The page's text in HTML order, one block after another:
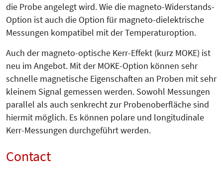
die Probe angelegt wird. Wie die magneto-Widerstands-
Option ist auch die Option für magneto-dielektrische
Messungen kompatibel mit der Temperaturoption.
Auch der magneto-optische Kerr-Effekt (kurz MOKE) ist
neu im Angebot. Mit der MOKE-Option können sehr
schnelle magnetische Eigenschaften an Proben mit sehr
kleinem Signal gemessen werden. Sowohl Messungen
parallel als auch senkrecht zur Probenoberfläche sind
hiermit möglich. Es können polare und longitudinale
Kerr-Messungen durchgeführt werden.
Contact